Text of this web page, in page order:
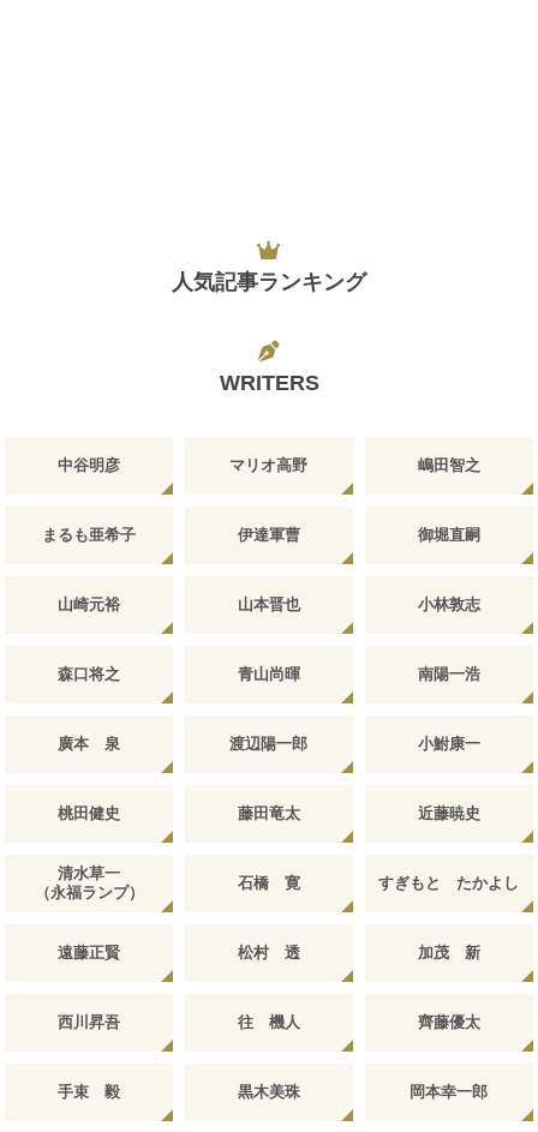
人気記事ランキング
WRITERS
中谷明彦 マリオ高野 嶋田智之
まるも亜希子 伊達軍曹 御堀直嗣
山崎元裕 山本晋也 小林敦志
森口将之 青山尚暉 南陽一浩
廣本 泉 渡辺陽一郎 小鮒康一
桃田健史 藤田竜太 近藤暁史
清水草一
（永福ランプ）
石橋 寛 すぎもと たかよし
遠藤正賢 松村 透 加茂 新
西川昇吾 往 機人 齊藤優太
手束 毅 黒木美珠 岡本幸一郎